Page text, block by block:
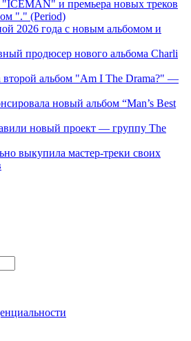
и премьера новых треков
"." (Period)
2026 года с новым альбомом и
продюсер нового альбома Charli
второй альбом "Am I The Drama?" —
новый альбом “Man’s Best
новый проект — группу The
выкупила мастер-треки своих